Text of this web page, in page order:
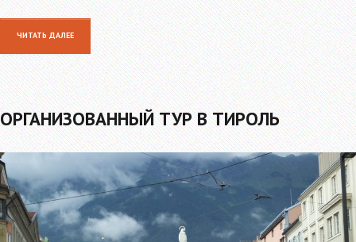
ЧИТАТЬ ДАЛЕЕ
ОРГАНИЗОВАННЫЙ ТУР В ТИРОЛЬ